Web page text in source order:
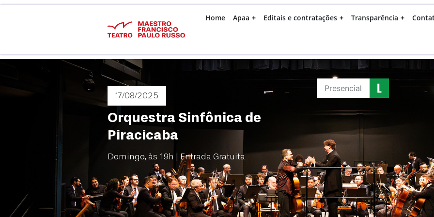
Home Apaa Editais e contratações Transparência
17/08/2025
Orquestra Sinfônica de
Piracicaba
Domingo, às 19h | Entrada Gratuita
Presencial